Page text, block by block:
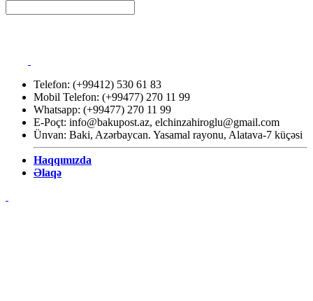
Telefon: (+99412) 530 61 83
Mobil Telefon: (+99477) 270 11 99
Whatsapp: (+99477) 270 11 99
E-Poçt: info@bakupost.az, elchinzahiroglu@gmail.com
Ünvan: Baki, Azərbaycan. Yasamal rayonu, Alatava-7 küçəsi
Haqqımızda
Əlaqə